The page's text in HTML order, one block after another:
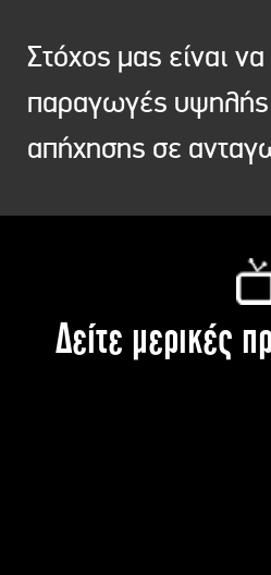
Στόχος μας είναι
παραγωγές υψηλής
απήχησης σε
Δείτε μερικές